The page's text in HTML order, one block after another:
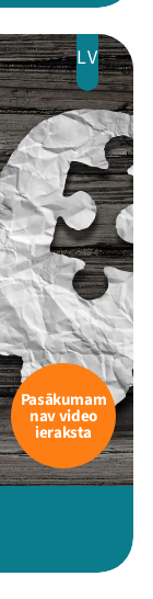
LV
Pasākumam
nav video
ieraksta